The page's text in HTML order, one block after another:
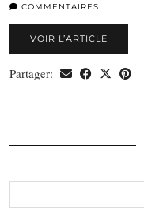
COMMENTAIRES
VOIR L’ARTICLE
Partager: